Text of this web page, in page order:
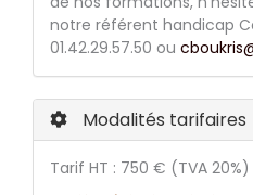
notre référent handicap
01.42.29.57.50 ou
Modalités tarifaires
Tarif HT : 750 € (TVA 20%)